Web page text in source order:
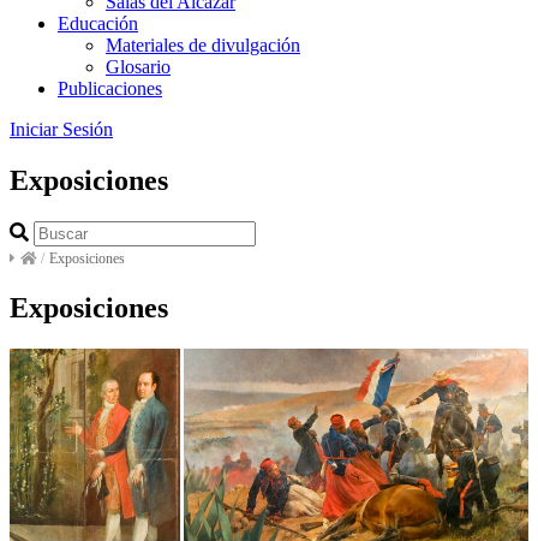
Educación
Materiales de divulgación
Glosario
Publicaciones
Iniciar Sesión
Exposiciones
/ Exposiciones
Exposiciones